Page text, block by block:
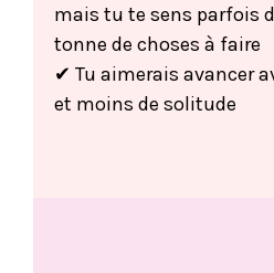
mais tu te sens parfois
tonne de choses à faire
✔ Tu aimerais avancer
et moins de solitude